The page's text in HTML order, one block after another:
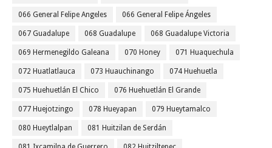
066 General Felipe Angeles 066 General Felipe Ángeles
067 Guadalupe 068 Guadalupe 068 Guadalupe Victoria
069 Hermenegildo Galeana 070 Honey 071 Huaquechula
072 Huatlatlauca 073 Huauchinango 074 Huehuetla
075 Huehuetlán El Chico 076 Huehuetlán El Grande
077 Huejotzingo 078 Hueyapan 079 Hueytamalco
080 Hueytlalpan 081 Huitzilan de Serdán